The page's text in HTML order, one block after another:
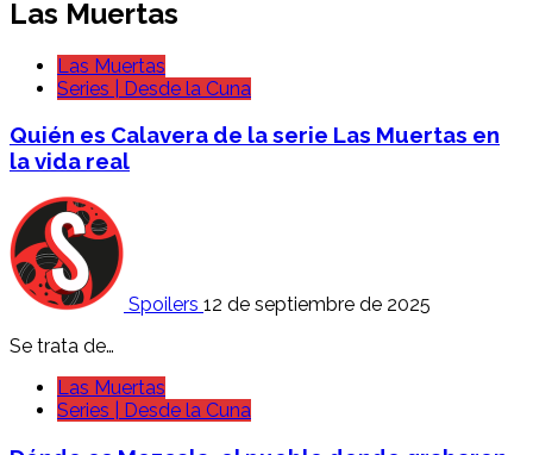
Las Muertas
Las Muertas
Series | Desde la Cuna
Quién es Calavera de la serie Las Muertas en
la vida real
Spoilers 12 de septiembre de 2025
Se trata de…
Las Muertas
Series | Desde la Cuna